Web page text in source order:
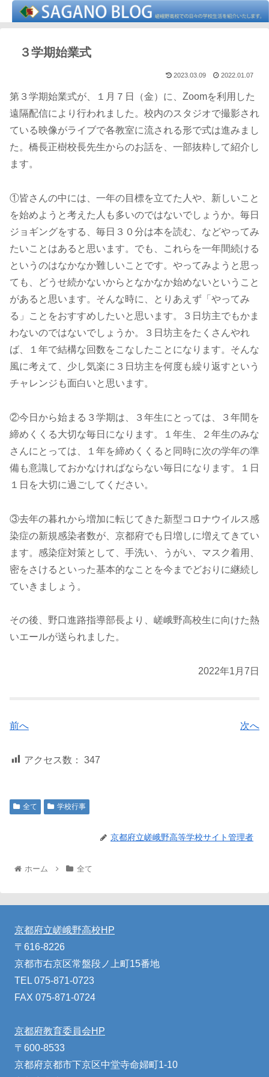
３学期始業式
2023.03.09 2022.01.07
第３学期始業式が、１月７日（金）に、Zoomを利用した
遠隔配信により行われました。校内のスタジオで撮影され
ている映像がライブで各教室に流される形で式は進みまし
た。橋長正樹校長先生からのお話を、一部抜粋して紹介し
ます。
①皆さんの中には、一年の目標を立てた人や、新しいこと
を始めようと考えた人も多いのではないでしょうか。毎日
ジョギングをする、毎日３０分は本を読む、などやってみ
たいことはあると思います。でも、これらを一年間続ける
というのはなかなか難しいことです。やってみようと思っ
ても、どうせ続かないからとなかなか始めないということ
があると思います。そんな時に、とりあえず「やってみ
る」ことをおすすめしたいと思います。３日坊主でもかま
わないのではないでしょうか。３日坊主をたくさんやれ
ば、１年で結構な回数をこなしたことになります。そんな
風に考えて、少し気楽に３日坊主を何度も繰り返すという
チャレンジも面白いと思います。
②今日から始まる３学期は、３年生にとっては、３年間を
締めくくる大切な毎日になります。１年生、２年生のみな
さんにとっては、１年を締めくくると同時に次の学年の準
備も意識しておかなければならない毎日になります。１日
１日を大切に過ごしてください。
③去年の暮れから増加に転じてきた新型コロナウイルス感
染症の新規感染者数が、京都府でも日増しに増えてきてい
ます。感染症対策として、手洗い、うがい、マスク着用、
密をさけるといった基本的なことを今までどおりに継続し
ていきましょう。
その後、野口進路指導部長より、嵯峨野高校生に向けた熱
いエールが送られました。
2022年1月7日
前へ 次へ
アクセス数： 347
全て 学校行事
京都府立嵯峨野高等学校サイト管理者
ホーム 全て
京都府立嵯峨野高校HP
〒616-8226
京都市右京区常盤段ノ上町15番地
TEL 075-871-0723
FAX 075-871-0724
京都府教育委員会HP
〒600-8533
京都府京都市下京区中堂寺命婦町1-10